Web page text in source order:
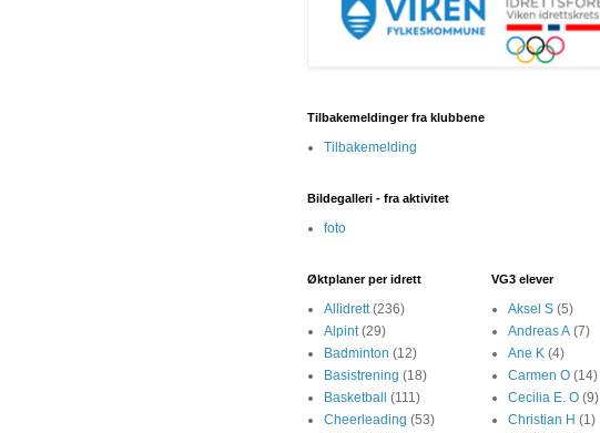
Tilbakemeldinger fra klubbene
Tilbakemelding
Bildegalleri - fra aktivitet
foto
Øktplaner per idrett
Allidrett (236)
Alpint (29)
Badminton (12)
Basistrening (18)
Basketball
(111)
Cheerleading (53)
VG3 elever
Aksel S (5)
Andreas A (7)
Ane K (4)
Carmen O (14)
Cecilia E. O (9)
Christian H (1)